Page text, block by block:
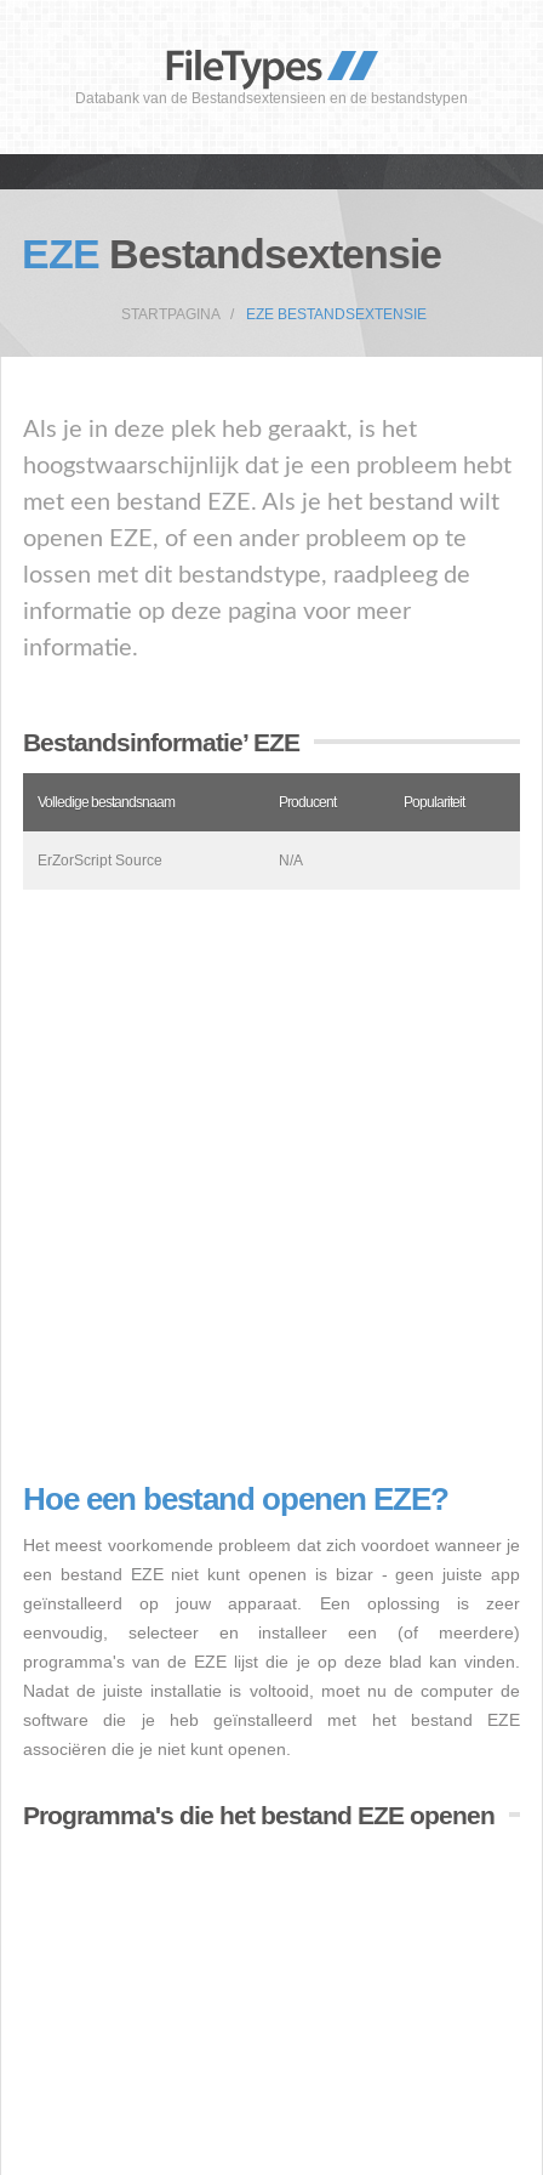
Databank van de Bestandsextensieen en de bestandstypen
EZE Bestandsextensie
STARTPAGINA EZE BESTANDSEXTENSIE
Als je in deze plek heb geraakt, is het
hoogstwaarschijnlijk dat je een probleem hebt
met een bestand EZE. Als je het bestand wilt
openen EZE, of een ander probleem op te
lossen met dit bestandstype, raadpleeg de
informatie op deze pagina voor meer
informatie.
Bestandsinformatie’ EZE
Volledige bestandsnaam Producent Populariteit
ErZorScript Source N/A
Hoe een bestand openen EZE?
Het meest voorkomende probleem dat zich voordoet wanneer je
een bestand EZE niet kunt openen is bizar - geen juiste app
geïnstalleerd op jouw apparaat. Een oplossing is zeer
eenvoudig, selecteer en installeer een (of meerdere)
programma's van de EZE lijst die je op deze blad kan vinden.
Nadat de juiste installatie is voltooid, moet nu de computer de
software die je heb geïnstalleerd met het bestand EZE
associëren die je niet kunt openen.
Programma's die het bestand EZE openen